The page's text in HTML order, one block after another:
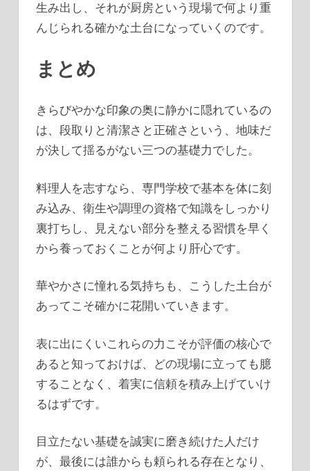
生み出し、それが厨房という現場で何より重
んじられる確かな土台になっていくのです。
まとめ
きらびやかな印象の奥に静かに隠れているの
は、段取りと清潔さと正確さという、地味だ
が決して揺るがない三つの基礎力でした。
料理人を志すなら、専門学校で基本を体に刻
み込み、衛生や調理の資格で知識をしっかり
裏打ちし、見えない部分を整える習慣を早く
から養っておくことが何より肝心です。
華やかさに憧れる気持ちも、こうした土台が
あってこそ確かに花開いていきます。
表に出にくいこれらの力こそが評価の核心で
あると知っておけば、どの現場に立っても臆
することなく、着実に信頼を積み上げていけ
るはずです。
目立たない基礎を誠実に磨き続けた人だけ
が、最後には誰からも頼られる存在となり、